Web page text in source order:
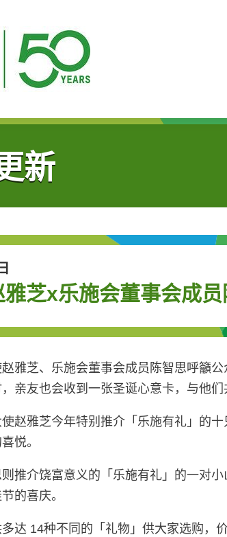
新
芝x乐施会董事会成
雅芝、乐施会董事会成员陈智思呼籲
亲友也会收到一张圣诞心意卡，与他们
赵雅芝今年特别推介「乐施有礼」的
悦。
推介饶富意义的「乐施有礼」的一对
的喜庆。
达 14种不同的「礼物」供大家选购，